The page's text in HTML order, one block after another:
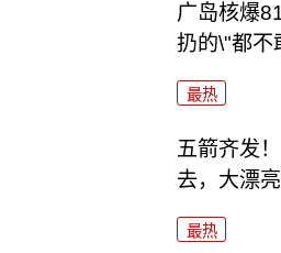
广岛核爆
扔的\"都不
最热
五箭齐发
去，大漂
最热